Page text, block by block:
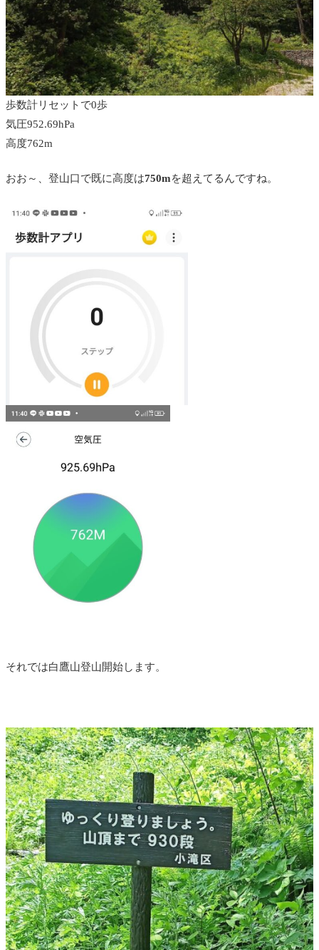
歩数計リセットで0歩
気圧952.69hPa
高度762m
おお～、登山口で既に高度は750mを超えてるんですね。
それでは白鷹山登山開始します。